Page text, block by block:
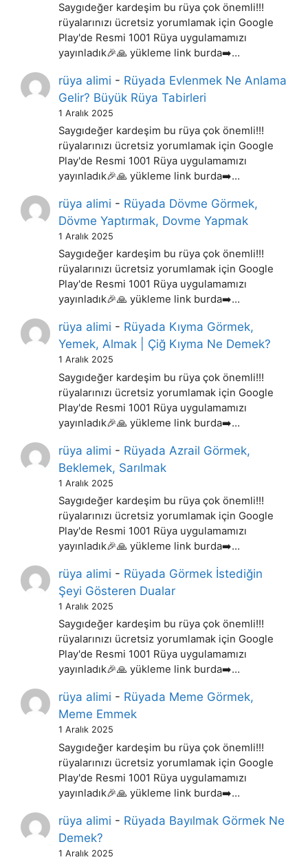
Saygıdeğer kardeşim bu rüya çok önemli!!!
rüyalarınızı ücretsiz yorumlamak için Google
Play'de Resmi 1001 Rüya uygulamamızı
yayınladık🎉🙏 yükleme link burda➡️…
rüya alimi - Rüyada Evlenmek Ne Anlama
Gelir? Büyük Rüya Tabirleri
1 Aralık 2025
Saygıdeğer kardeşim bu rüya çok önemli!!!
rüyalarınızı ücretsiz yorumlamak için Google
Play'de Resmi 1001 Rüya uygulamamızı
yayınladık🎉🙏 yükleme link burda➡️…
rüya alimi - Rüyada Dövme Görmek,
Dövme Yaptırmak, Dovme Yapmak
1 Aralık 2025
Saygıdeğer kardeşim bu rüya çok önemli!!!
rüyalarınızı ücretsiz yorumlamak için Google
Play'de Resmi 1001 Rüya uygulamamızı
yayınladık🎉🙏 yükleme link burda➡️…
rüya alimi - Rüyada Kıyma Görmek,
Yemek, Almak | Çiğ Kıyma Ne Demek?
1 Aralık 2025
Saygıdeğer kardeşim bu rüya çok önemli!!!
rüyalarınızı ücretsiz yorumlamak için Google
Play'de Resmi 1001 Rüya uygulamamızı
yayınladık🎉🙏 yükleme link burda➡️…
rüya alimi - Rüyada Azrail Görmek,
Beklemek, Sarılmak
1 Aralık 2025
Saygıdeğer kardeşim bu rüya çok önemli!!!
rüyalarınızı ücretsiz yorumlamak için Google
Play'de Resmi 1001 Rüya uygulamamızı
yayınladık🎉🙏 yükleme link burda➡️…
rüya alimi - Rüyada Görmek İstediğin
Şeyi Gösteren Dualar
1 Aralık 2025
Saygıdeğer kardeşim bu rüya çok önemli!!!
rüyalarınızı ücretsiz yorumlamak için Google
Play'de Resmi 1001 Rüya uygulamamızı
yayınladık🎉🙏 yükleme link burda➡️…
rüya alimi - Rüyada Meme Görmek,
Meme Emmek
1 Aralık 2025
Saygıdeğer kardeşim bu rüya çok önemli!!!
rüyalarınızı ücretsiz yorumlamak için Google
Play'de Resmi 1001 Rüya uygulamamızı
yayınladık🎉🙏 yükleme link burda➡️…
rüya alimi - Rüyada Bayılmak Görmek Ne
Demek?
1 Aralık 2025